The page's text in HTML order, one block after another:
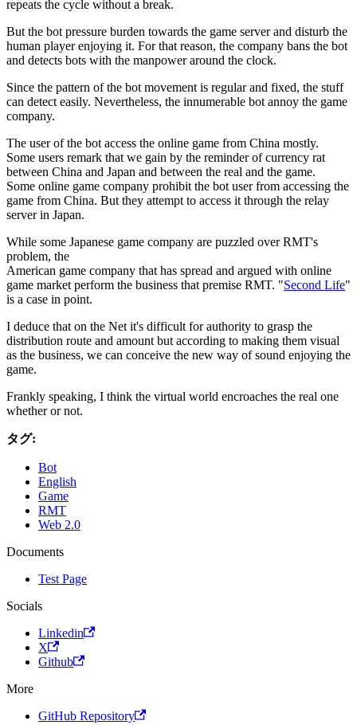
repeats the cycle without a break.
But the bot pressure burden towards the game server and disturb the
human player enjoying it. For that reason, the company bans the bot
and detects bots with the manpower around the clock.
Since the pattern of the bot movement is regular and fixed, the stuff
can detect easily. Nevertheless, the innumerable bot annoy the game
company.
The user of the bot access the online game from China mostly.
Some users remark that we gain by the reminder of currency rat
between China and Japan and between the real and the game.
Some online game company prohibit the bot user from accessing the
game from China. But they attempt to access it through the relay
server in Japan.
While some Japanese game company are puzzled over RMT's
problem, the
American game company that has spread and argued with online
game market perform the business that premise RMT. "Second Life"
is a case in point.
I deduce that on the Net it's difficult for authority to grasp the
distribution route and amount but according to making them visual
as the business, we can conceive the new way of sound enjoying the
game.
Frankly speaking, I think the virtual world encroaches the real one
whether or not.
タグ:
Bot
English
Game
RMT
Web 2.0
Documents
Test Page
Socials
Linkedin
X
Github
More
GitHub Repository